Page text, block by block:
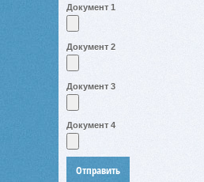
Документ 1
Документ 2
Документ 3
Документ 4